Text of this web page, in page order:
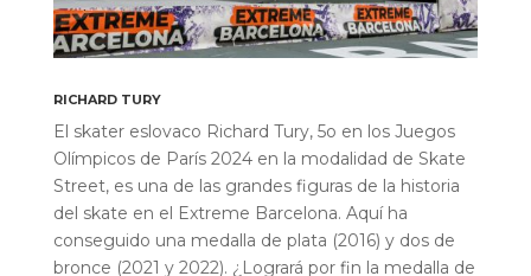
RICHARD TURY
El skater eslovaco Richard Tury, 5o en los Juegos
Olímpicos de París 2024 en la modalidad de Skate
Street, es una de las grandes figuras de la historia
del skate en el Extreme Barcelona. Aquí ha
conseguido una medalla de plata (2016) y dos de
bronce (2021 y 2022). ¿Logrará por fin la medalla de